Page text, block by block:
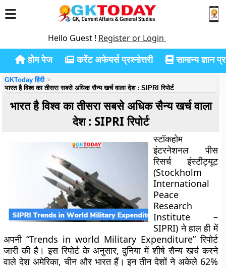
Hello Guest ! Register or Login
होम पेज करेंट अफेयर्स प्रश्नोत्तरी सामान्य ज्ञान
GKToday हिंदी
भारत है विश्व का तीसरा सबसे अधिक सैन्य खर्च वाला देश : SIPRI रिपोर्ट
भारत है विश्व का तीसरा सबसे अधिक सैन्य खर्च वाला
देश : SIPRI रिपोर्ट
स्टॉकहोम
इंटरनेशनल पीस
रिसर्च इंस्टीट्यूट
(Stockholm
International
Peace
Research
Institute –
SIPRI) ने हाल ही में
अपनी “Trends in world Military Expenditure” रिपोर्ट
जारी की है। इस रिपोर्ट के अनुसार, दुनिया में शीर्ष सैन्य खर्च करने
वाले देश अमेरिका, चीन और भारत हैं। इन तीन देशों ने अकेले 62%